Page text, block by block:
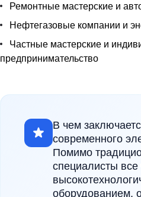
Ремонтные мастерские и
Нефтегазовые компании и
Частные мастерские и
предпринимательство
В чем
современного
Помимо
специалисты
оборудованием,